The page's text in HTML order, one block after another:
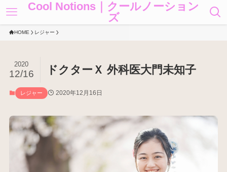
Cool Notions｜クールノーション
ズ
HOME レジャー
ドクターＸ 外科医大門未知子
2020
12/16
レジャー 2020年12月16日